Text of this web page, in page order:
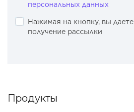
персональных данных
Нажимая на кнопку, вы даете
получение рассылки
Продукты